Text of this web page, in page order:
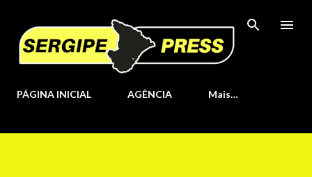
Pular para o conteúdo principal
PÁGINA INICIAL AGÊNCIA Mais…